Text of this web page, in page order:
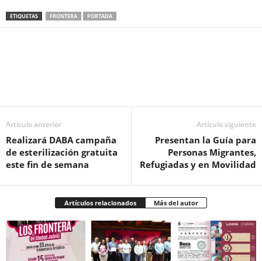
ETIQUETAS FRONTERA PORTADA
Artículo anterior
Realizará DABA campaña
de esterilización gratuita
este fin de semana
Artículo siguiente
Presentan la Guía para
Personas Migrantes,
Refugiadas y en Movilidad
Artículos relacionados Más del autor